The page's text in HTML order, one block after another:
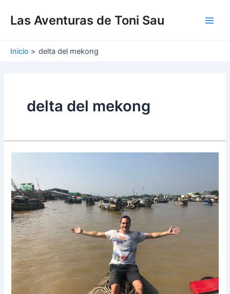
Las Aventuras de Toni Sau
Inicio delta del mekong
delta del mekong